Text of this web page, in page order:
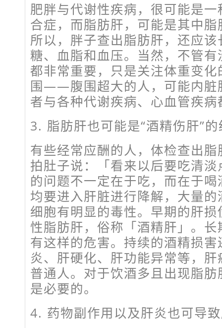
肥胖与代谢性疾病，很可能是
合症，而脂肪肝，可能是其中
所以，胖子查出脂肪肝，还应
糖、血脂和血压。当然，不管
都非常重要，只是关注体重变
围——腹围超大的人，可能内脏
者与各种代谢疾病、心血管疾
3. 脂肪肝也可能是“酒精伤肝”
有些经常应酬的人，体检查出
拍肚子说：「看来以后要吃清
的问题不一定在于吃，而在于
均要进入肝脏进行降解，大量
细胞有明显的毒性。早期的肝
性脂肪肝，俗称「酒精肝」。
有这样的危害。持续的酒精损
炎、肝硬化、肝功能异常等，
普通人。对于饮酒多且出现脂
是必要的。
4. 药物副作用以及肝炎也可导